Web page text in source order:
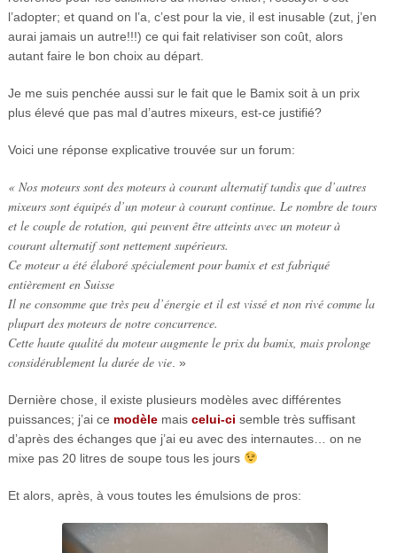
l’adopter; et quand on l’a, c’est pour la vie, il est inusable (zut, j’en
aurai jamais un autre!!!) ce qui fait relativiser son coût, alors
autant faire le bon choix au départ.
Je me suis penchée aussi sur le fait que le Bamix soit à un prix
plus élevé que pas mal d’autres mixeurs, est-ce justifié?
Voici une réponse explicative trouvée sur un forum:
« Nos moteurs sont des moteurs à courant alternatif tandis que d’autres
mixeurs sont équipés d’un moteur à courant continue. Le nombre de tours
et le couple de rotation, qui peuvent être atteints avec un moteur à
courant alternatif sont nettement supérieurs.
Ce moteur a été élaboré spécialement pour bamix et est fabriqué
entièrement en Suisse
Il ne consomme que très peu d’énergie et il est vissé et non rivé comme la
plupart des moteurs de notre concurrence.
Cette haute qualité du moteur augmente le prix du bamix, mais prolonge
considérablement la durée de vie. »
Dernière chose, il existe plusieurs modèles avec différentes
puissances; j’ai ce modèlemais celui-ci semble très suffisant
d’après des échanges que j’ai eu avec des internautes… on ne
mixe pas 20 litres de soupe tous les jours
Et alors, après, à vous toutes les émulsions de pros: